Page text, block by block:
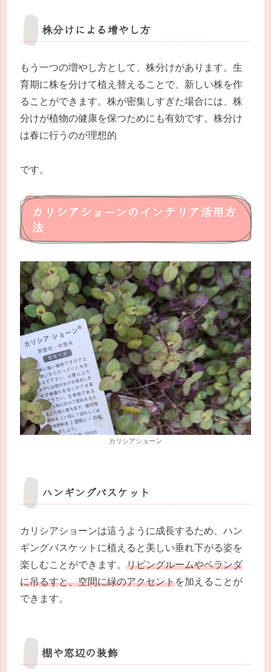
株分けによる増やし方
もう一つの増やし方として、株分けがあります。生
育期に株を分けて植え替えることで、新しい株を作
ることができます。株が密集しすぎた場合には、株
分けが植物の健康を保つためにも有効です。株分け
は春に行うのが理想的
です。
カリシアショーンのインテリア活用方
法
カリシアショーン
ハンギングバスケット
カリシアショーンは這うように成長するため、ハン
ギングバスケットに植えると美しい垂れ下がる姿を
楽しむことができます。 リビングルームやベランダ
に吊るすと、空間に緑のアクセントを加えることが
できます。
棚や窓辺の装飾